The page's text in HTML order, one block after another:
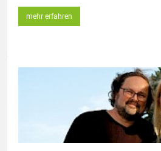
mehr erfahren